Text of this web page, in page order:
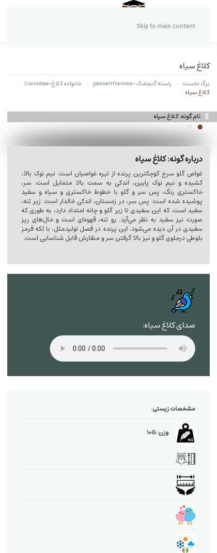
Skip to main content
کلاغ سیاه
برگ نخست راسته گنجشک -passeriformes
خانواده کلاغ-Corvidae
کلاغ سیاه
نام گونه: کلاغ سیاه
درباره گونه: کلاغ سیاه
غواص گلو سرخ کوچکترین پرنده از تیره غواصیان است. نیم نوک بالا،
کشیده و نیم نوک پایین، اندکی به سمت بالا متمایل است. سر،
خاکستری رنگ، پس سر و گلو با خطوط خاکستری و سیاه و سفید
پوشیده شده است. پس سر، در زمستان، اندکی خالدار است. زیر تنه،
سفید است. که این سفیدی تا زیر گلو و چانه امتداد دارد، به طوری که
صورت نیز سفید به نظر می‌آید. رو تنه، قهوه‌ای است و خال‌های ریز
سفیدی در آن دیده می‌شود. این پرنده در فصل تولیدمثل، با لکه قرمز
بلوطی درجلوی گلو و نیز بالا گرفتن سر و منقارش قابل شناسایی است.
صدای کلاغ سیاه:
مشخصات زیستی:
وزن: 10G